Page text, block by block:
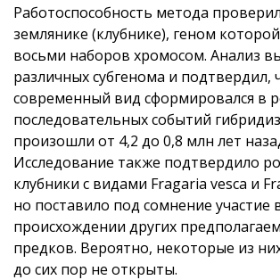
Работоспособность метода
землянике (клубнике), геном
восьми наборов хромосом. Анализ
различных субгенома и подтвердил,
современный вид сформировался в
последовательных событий
произошли от 4,2 до 0,8 млн лет
Исследование также подтвердило
клубники с видами Fragaria vesca и
но поставило под сомнение участие
происхождении других
предков. Вероятно, некоторые из
до сих пор не открыты.